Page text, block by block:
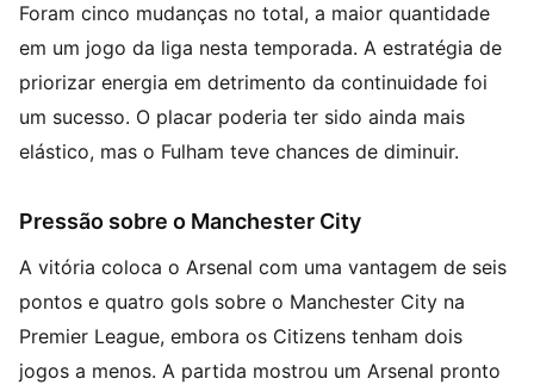
Foram cinco mudanças no total, a maior quantidade
em um jogo da liga nesta temporada. A estratégia de
priorizar energia em detrimento da continuidade foi
um sucesso. O placar poderia ter sido ainda mais
elástico, mas o Fulham teve chances de diminuir.
Pressão sobre o Manchester City
A vitória coloca o Arsenal com uma vantagem de seis
pontos e quatro gols sobre o Manchester City na
Premier League, embora os Citizens tenham dois
jogos a menos. A partida mostrou um Arsenal pronto